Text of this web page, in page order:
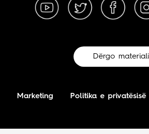
Dërgo
Marketing Politika e privatësisë